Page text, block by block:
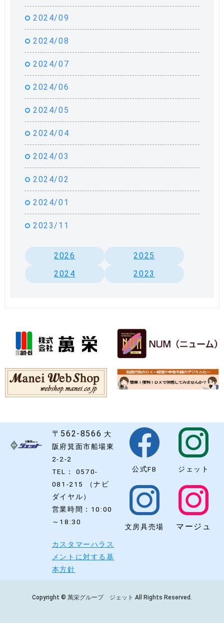
2024/09
2024/08
2024/07
2024/06
2024/05
2024/04
2024/03
2024/02
2024/01
2023/11
2026
2025
2024
2023
〒562-8566 大
阪府箕面市船場東
2-2-2
TEL： 0570-
081-215 （ナビ
ダイヤル）
営業時間：10:00
～18:30
カスタマーハラス
メントに対する基
本方針
公式FB ジェット
文房具売場 マージュ
Copyright © 萬栄グループ ジェット All Rights Reserved.